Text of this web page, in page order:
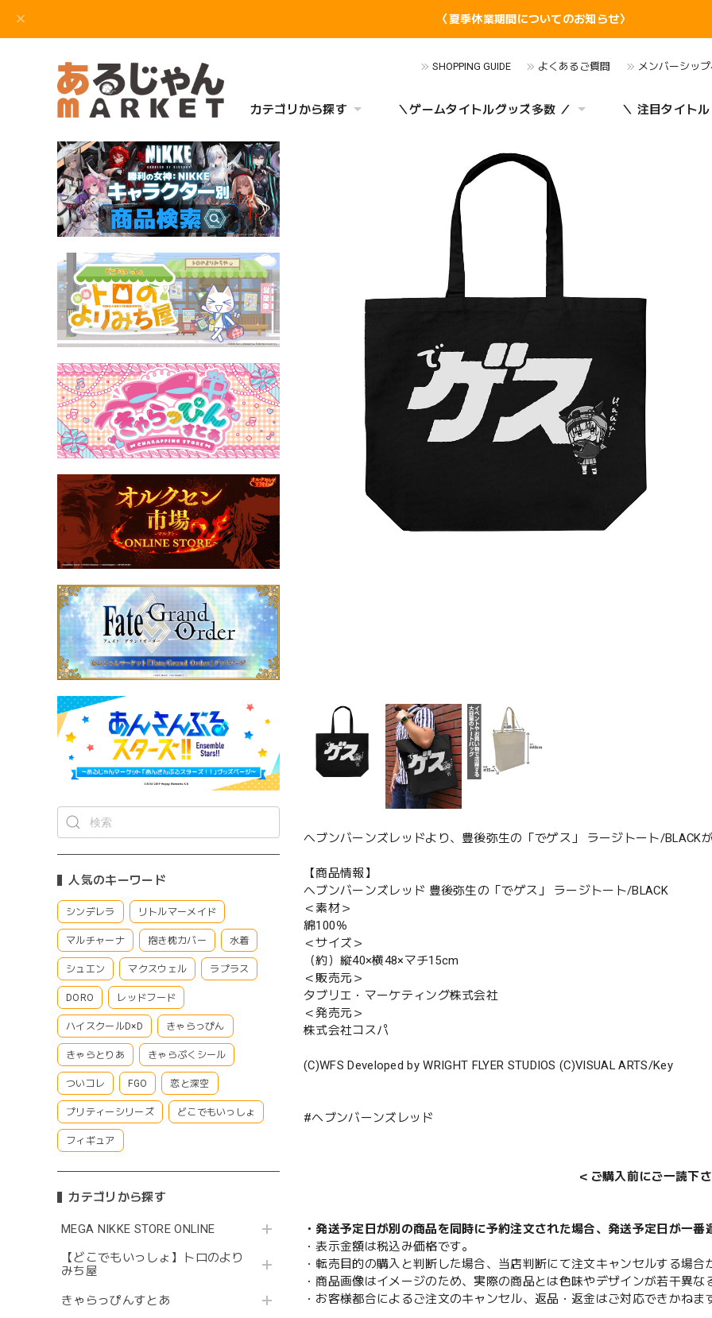
〈夏季休業期間についてのお知らせ〉
SHOPPING GUIDE よくあるご質問 メンバーシッ
カテゴリから探す ＼ゲームタイトルグッズ多数 ／ ＼ 注目タイト
人気のキーワード
シンデレラ リトルマーメイド
マルチャーナ 抱き枕カバー 水着
シュエン マクスウェル ラプラス
DORO レッドフード
ハイスクールD×D きゃらっぴん
きゃらとりあ きゃらぷくシール
ついコレ FGO 恋と深空
プリティーシリーズ どこでもいっしょ
フィギュア
カテゴリから探す
MEGA NIKKE STORE ONLINE
【どこでもいっしょ】トロのより
みち屋
きゃらっぴんすとあ
ヘブンバーンズレッドより、豊後弥生の「でゲス」 ラージトート/BLACK
【商品情報】
ヘブンバーンズレッド 豊後弥生の「でゲス」 ラージトート/BLACK
＜素材＞
綿100％
＜サイズ＞
（約）縦40×横48×マチ15cm
＜販売元＞
タブリエ・マーケティング株式会社
＜発売元＞
株式会社コスパ
(C)WFS Developed by WRIGHT FLYER STUDIOS (C)VISUAL ARTS/Key
#ヘブンバーンズレッド
＜ご購入前にご一読下
・発送予定日が別の商品を同時に予約注文された場合、発送予定日が一
・表示金額は税込み価格です。
・転売目的の購入と判断した場合、当店判断にて注文キャンセルする場合
・商品画像はイメージのため、実際の商品とは色味やデザインが若干異な
・お客様都合によるご注文のキャンセル、返品・返金はご対応できかねま